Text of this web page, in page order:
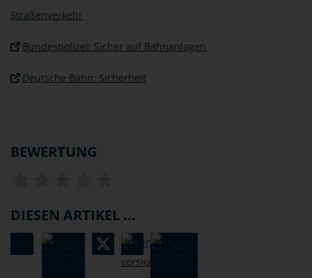
Straßenverkehr
Bundespolizei: Sicher auf Bahnanlagen
Deutsche Bahn: Sicherheit
BEWERTUNG
DIESEN ARTIKEL ...